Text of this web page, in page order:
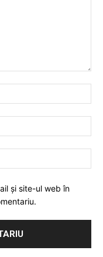
și site-ul web în